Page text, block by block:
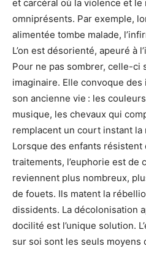
et carcéral où la violence et le
omniprésents. Par exemple,
alimentée tombe malade,
L’on est désorienté, apeuré à
Pour ne pas sombrer, celle-ci
imaginaire. Elle convoque
son ancienne vie : les
musique, les chevaux qui
remplacent un court instant la
Lorsque des enfants résistent
traitements, l’euphorie est de
reviennent plus nombreux,
de fouets. Ils matent la
dissidents. La décolonisation
docilité est l’unique solution.
sur soi sont les seuls moyens